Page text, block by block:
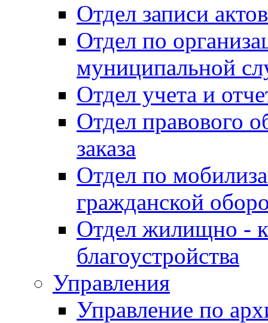
Отдел записи
Отдел по
муниципальной
Отдел учета и
Отдел правового
заказа
Отдел по
гражданской
Отдел жилищно -
благоустройства
Управления
Управление по